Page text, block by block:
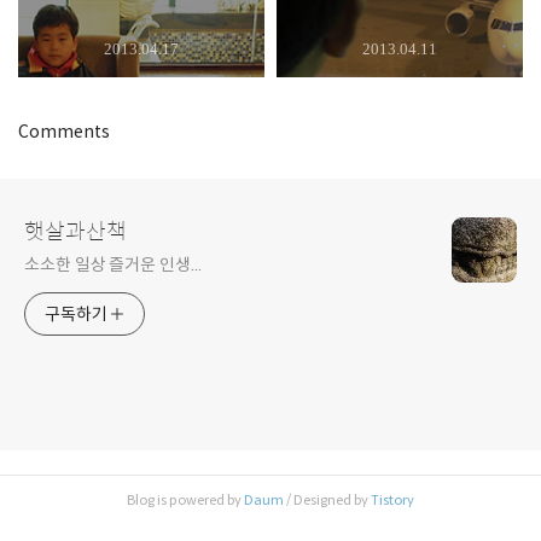
2013.04.17 2013.04.11
Comments
햇살과산책
소소한 일상 즐거운 인생...
구독하기
Blog is powered by Daum / Designed byTistory